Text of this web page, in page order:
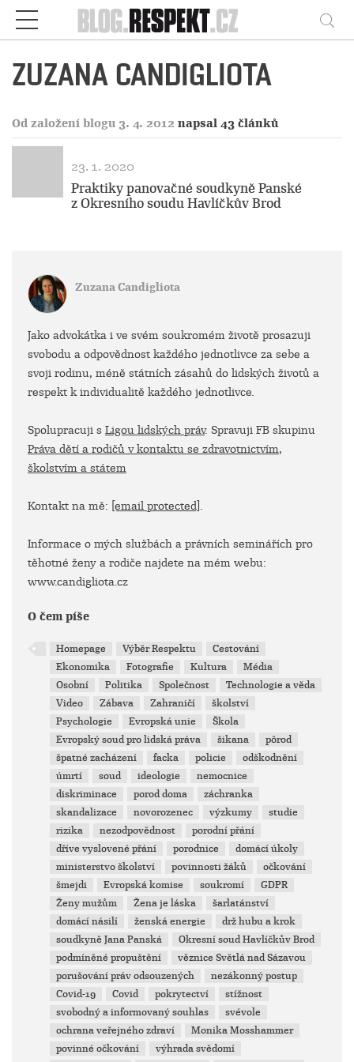
Respekt
ZUZANA CANDIGLIOTA
Od založení blogu 3. 4. 2012 napsal 43 článků
23. 1. 2020
Praktiky panovačné soudkyně Panské
z Okresního soudu Havlíčkův Brod
Zuzana Candigliota
Jako advokátka i ve svém soukromém životě prosazuji
svobodu a odpovědnost každého jednotlivce za sebe a
svoji rodinu, méně státních zásahů do lidských životů a
respekt k individualitě každého jednotlivce.
Spolupracuji s Ligou lidských práv. Spravuji FB skupinu
Práva dětí a rodičů v kontaktu se zdravotnictvím,
školstvím a státem
Kontakt na mě: [email protected].
Informace o mých službách a právních seminářích pro
těhotné ženy a rodiče najdete na mém webu:
www.candigliota.cz
O čem píše
Homepage Výběr Respektu
Cestování
Ekonomika
Fotografie Kultura
Média
Osobní
Politika Společnost
Technologie a věda
Video
Zábava Zahraničí
školství
Psychologie
Evropská unie
Škola
Evropský soud pro lidská práva
šikana
pôrod
špatné zacházení
facka policie
odškodnění
úmrtí
soud ideologie
nemocnice
diskriminace
porod doma
záchranka
skandalizace
novorozenec výzkumy
studie
rizika
nezodpovědnost
porodní přání
dříve vyslovené přání
porodnice
domácí úkoly
ministerstvo školství
povinnosti žáků
očkování
šmejdi
Evropská komise soukromí
GDPR
Ženy mužům
Žena je láska
šarlatánství
domácí násilí
ženská energie
drž hubu a krok
soudkyně Jana Panská
Okresní soud Havlíčkův Brod
podmíněné propuštění
věznice Světlá nad Sázavou
porušování práv odsouzených
nezákonný postup
Covid-19
Covid pokrytectví
stížnost
svobodný a informovaný souhlas
svévole
ochrana veřejného zdraví
Monika Mosshammer
povinné očkování
výhrada svědomí